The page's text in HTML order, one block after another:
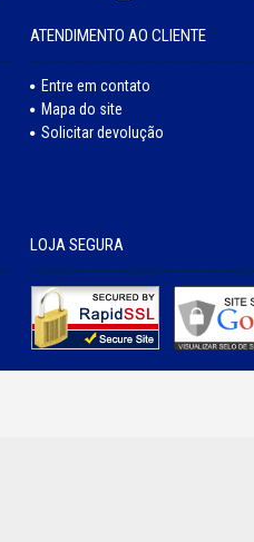
ATENDIMENTO AO CLIENTE
Entre em contato
Mapa do site
Solicitar devolução
LOJA SEGURA